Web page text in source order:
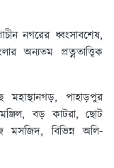
নগরের ধ্বংসাবশেষ,
অন্যতম প্রত্নতাত্ত্বিক
মহাস্থানগড়, পাহাড়পুর
বড় কাটরা, ছোট
মসজিদ, বিভিন্ন অলি-